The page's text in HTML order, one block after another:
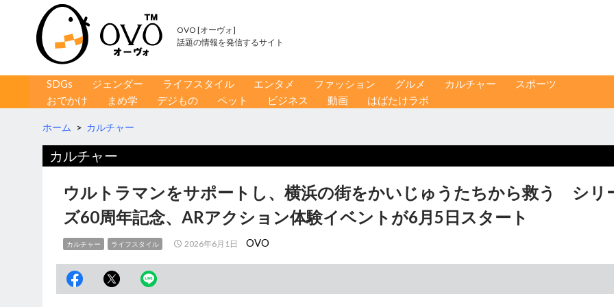
OVO [オーヴォ]
話題の情報を発信するサイト
コンテンツへ移動
SDGs ジェンダー ライフスタイル エンタメ ファッション グルメ カルチャー
スポーツ
おでかけ
まめ学 デジもの ペット ビジネス 動画 はばたけラボ
ホーム > カルチャー
カルチャー
ウルトラマンをサポートし、横浜の街をかいじゅうたちから救う シリ
ズ60周年記念、ARアクション体験イベントが6月5日スタート
カルチャー ライフスタイル 2026年6月1日 OVO